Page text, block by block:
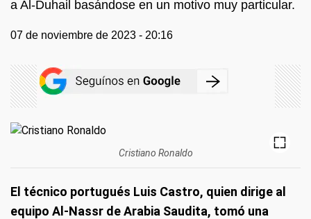
a Al-Duhail basándose en un motivo muy particular.
07 de noviembre de 2023 - 20:16
Cristiano Ronaldo
El técnico portugués Luis Castro, quien dirige al
equipo Al-Nassr de Arabia Saudita, tomó una